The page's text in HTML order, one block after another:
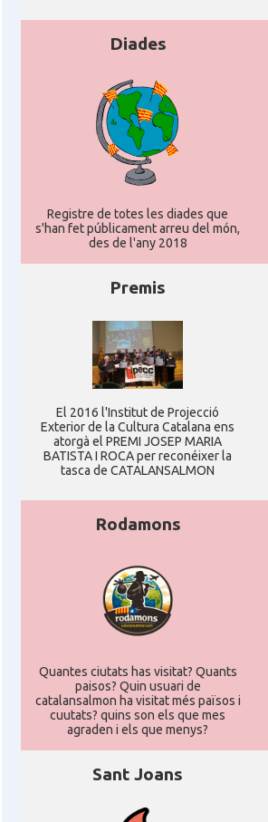
Diades
Registre de totes les diades que
s'han fet públicament arreu del món,
des de l'any 2018
Premis
El 2016 l'Institut de Projecció
Exterior de la Cultura Catalana ens
atorgà el PREMI JOSEP MARIA
BATISTA I ROCA per reconéixer la
tasca de CATALANSALMON
Rodamons
Quantes ciutats has visitat? Quants
paisos? Quin usuari de
catalansalmon ha visitat més països i
cuutats? quins son els que mes
agraden i els que menys?
Sant Joans